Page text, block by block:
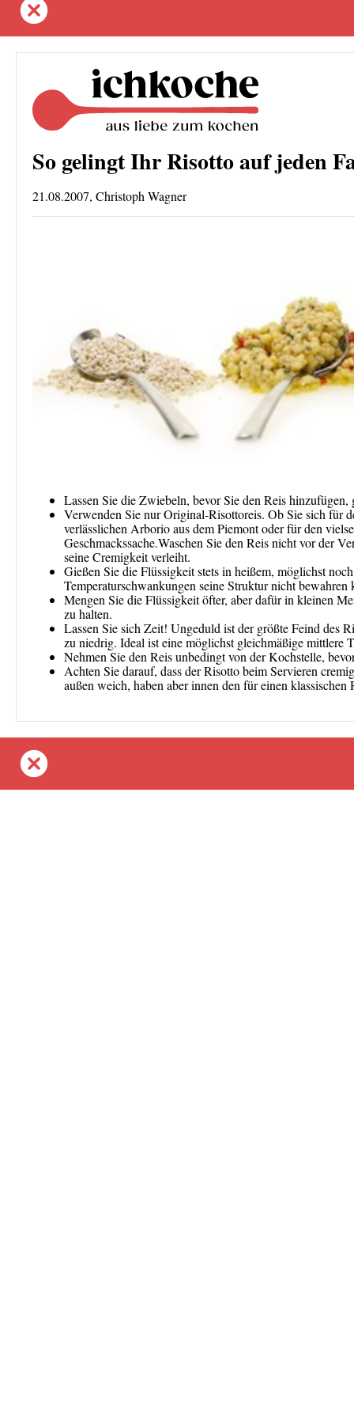
So gelingt Ihr Risotto auf jeden
21.08.2007, Christoph Wagner
Lassen Sie die Zwiebeln, bevor Sie den Reis
Verwenden Sie nur Original-Risottoreis. Ob Sie sich für
verlässlichen Arborio aus dem Piemont oder für den
Geschmackssache.Waschen Sie den Reis nicht vor der
seine Cremigkeit verleiht.
Gießen Sie die Flüssigkeit stets in heißem, möglichst
Temperaturschwankungen seine Struktur nicht bewahren
Mengen Sie die Flüssigkeit öfter, aber dafür in kleinen
zu halten.
Lassen Sie sich Zeit! Ungeduld ist der größte Feind des
zu niedrig. Ideal ist eine möglichst gleichmäßige mittlere
Nehmen Sie den Reis unbedingt von der Kochstelle,
Achten Sie darauf, dass der Risotto beim Servieren
außen weich, haben aber innen den für einen